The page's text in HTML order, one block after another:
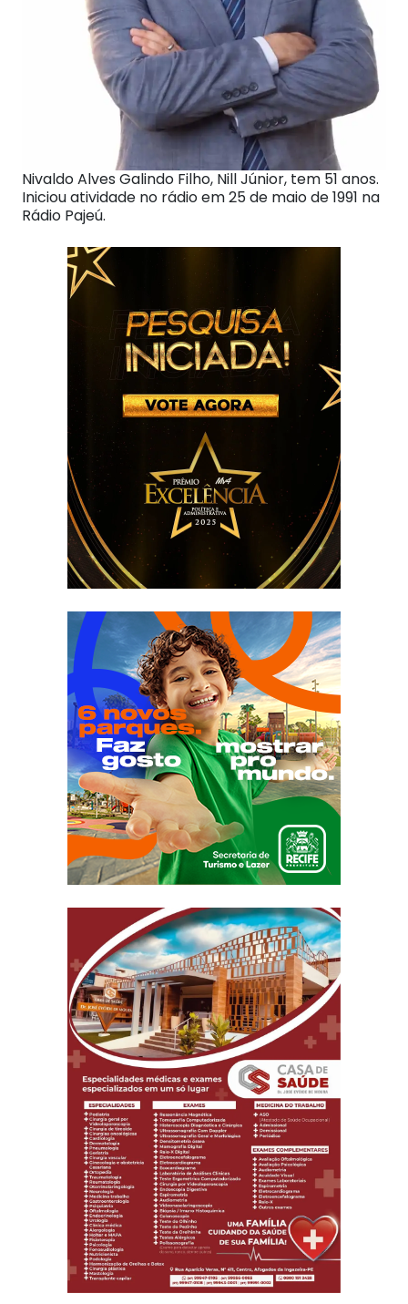
Nivaldo Alves Galindo Filho, Nill Júnior, tem 51 anos.
Iniciou atividade no rádio em 25 de maio de 1991 na
Rádio Pajeú.